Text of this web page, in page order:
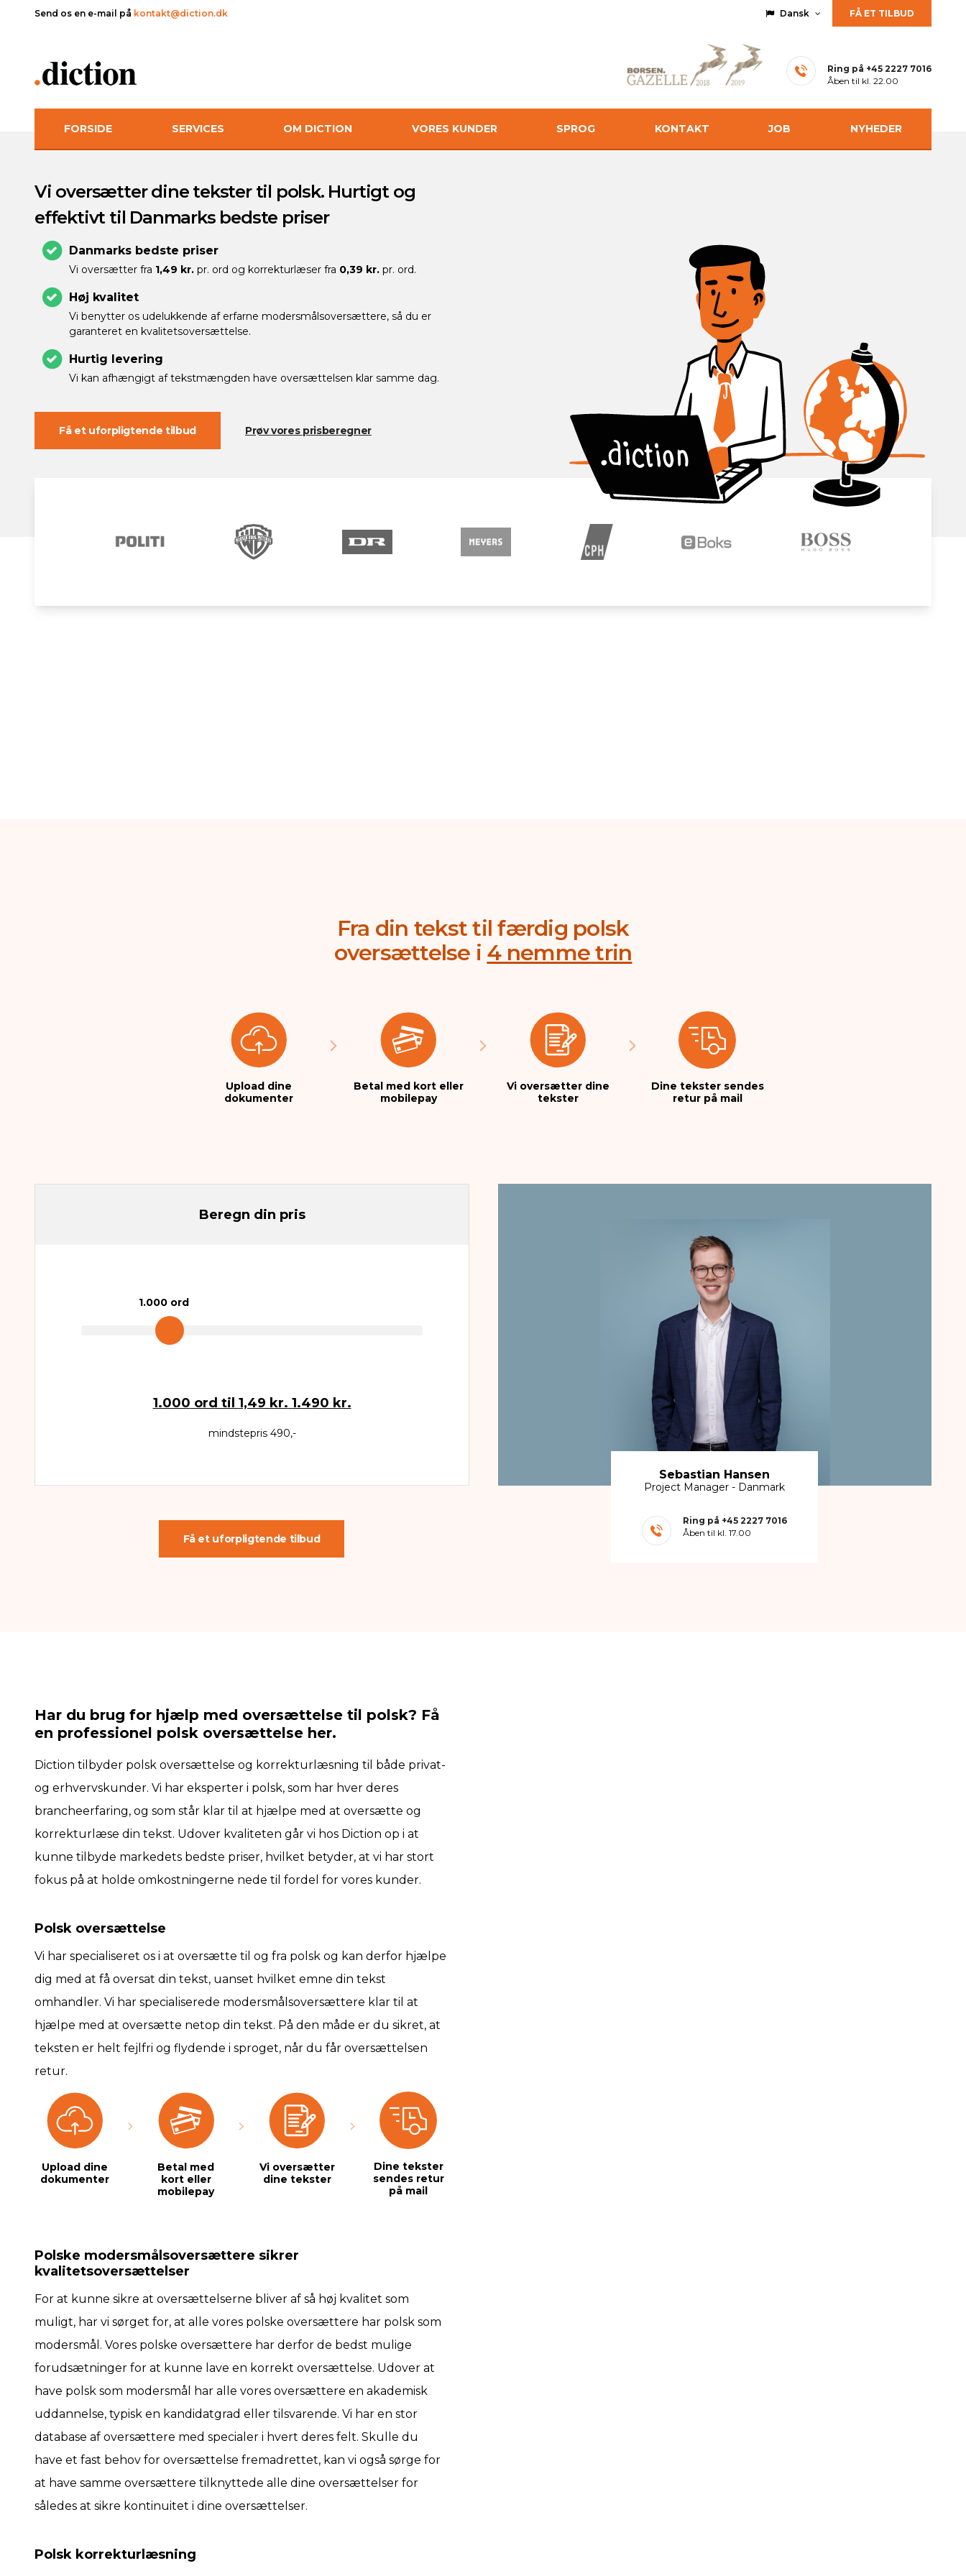
Send os en e-mail på kontakt@diction.dk Dansk FÅ ET TILBUD
Ring på +45 2227 7016
Åben til kl. 22.00
FORSIDE SERVICES OM DICTION VORES KUNDER SPROG KONTAKT JOB NYHEDER
Vi oversætter dine tekster til polsk. Hurtigt og
effektivt til Danmarks bedste priser
Danmarks bedste priser
Vi oversætter fra 1,49 kr. pr. ord og korrekturlæser fra 0,39 kr. pr. ord.
Høj kvalitet
Vi benytter os udelukkende af erfarne modersmålsoversættere, så du er
garanteret en kvalitetsoversættelse.
Hurtig levering
Vi kan afhængigt af tekstmængden have oversættelsen klar samme dag.
Få et uforpligtende tilbud Prøv vores prisberegner
Fra din tekst til færdig polsk
oversættelse i 4 nemme trin
Upload dine
dokumenter
Betal med kort eller
mobilepay
Vi oversætter dine
tekster
Dine tekster sendes
retur på mail
Beregn din pris
1.000 ord
1.000 ord til 1,49 kr. 1.490 kr.
mindstepris 490,-
Få et uforpligtende tilbud
Sebastian Hansen
Project Manager - Danmark
Ring på +45 2227 7016
Åben til kl. 17.00
Har du brug for hjælp med oversættelse til polsk? Få
en professionel polsk oversættelse her.
Diction tilbyder polsk oversættelse og korrekturlæsning til både privat-
og erhvervskunder. Vi har eksperter i polsk, som har hver deres
brancheerfaring, og som står klar til at hjælpe med at oversætte og
korrekturlæse din tekst. Udover kvaliteten går vi hos Diction op i at
kunne tilbyde markedets bedste priser, hvilket betyder, at vi har stort
fokus på at holde omkostningerne nede til fordel for vores kunder.
Polsk oversættelse
Vi har specialiseret os i at oversætte til og fra polsk og kan derfor hjælpe
dig med at få oversat din tekst, uanset hvilket emne din tekst
omhandler. Vi har specialiserede modersmålsoversættere klar til at
hjælpe med at oversætte netop din tekst. På den måde er du sikret, at
teksten er helt fejlfri og flydende i sproget, når du får oversættelsen
retur.
Upload dine
dokumenter
Betal med
kort eller
mobilepay
Vi oversætter
dine tekster
Dine tekster
sendes retur
på mail
Polske modersmålsoversættere sikrer
kvalitetsoversættelser
For at kunne sikre at oversættelserne bliver af så høj kvalitet som
muligt, har vi sørget for, at alle vores polske oversættere har polsk som
modersmål. Vores polske oversættere har derfor de bedst mulige
forudsætninger for at kunne lave en korrekt oversættelse. Udover at
have polsk som modersmål har alle vores oversættere en akademisk
uddannelse, typisk en kandidatgrad eller tilsvarende. Vi har en stor
database af oversættere med specialer i hvert deres felt. Skulle du
have et fast behov for oversættelse fremadrettet, kan vi også sørge for
at have samme oversættere tilknyttede alle dine oversættelser for
således at sikre kontinuitet i dine oversættelser.
Polsk korrekturlæsning